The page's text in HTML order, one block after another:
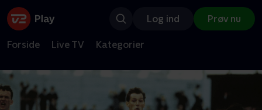
Log ind Prøv nu
Forside Live TV Kategorier